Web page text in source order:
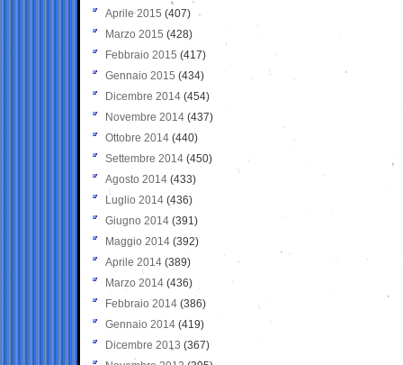
Aprile 2015 (407)
Marzo 2015 (428)
Febbraio 2015 (417)
Gennaio 2015 (434)
Dicembre 2014 (454)
Novembre 2014 (437)
Ottobre 2014 (440)
Settembre 2014 (450)
Agosto 2014 (433)
Luglio 2014 (436)
Giugno 2014 (391)
Maggio 2014 (392)
Aprile 2014 (389)
Marzo 2014 (436)
Febbraio 2014 (386)
Gennaio 2014 (419)
Dicembre 2013 (367)